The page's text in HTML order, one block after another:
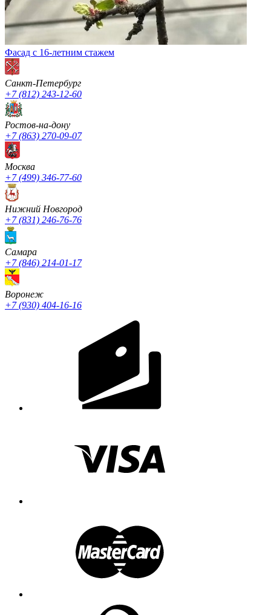
Фасад с 16-летним стажем
Санкт-Петербург
+7 (812) 243-12-60
Ростов-на-дону
+7 (863) 270-09-07
Москва
+7 (499) 346-77-60
Нижний Новгород
+7 (831) 246-76-76
Cамара
+7 (846) 214-01-17
Воронеж
+7 (930) 404-16-16